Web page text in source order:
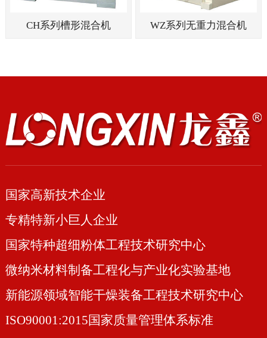
CH系列槽形混合机 WZ系列无重力混合机
国家高新技术企业
专精特新小巨人企业
国家特种超细粉体工程技术研究中心
微纳米材料制备工程化与产业化实验基地
新能源领域智能干燥装备工程技术研究中心
ISO90001:2015国家质量管理体系标准